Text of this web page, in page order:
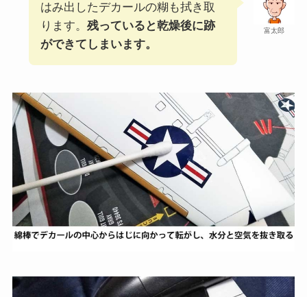
富太郎
はみ出したデカールの糊も拭き取
ります。 残っていると乾燥後に跡
ができてしまいます。